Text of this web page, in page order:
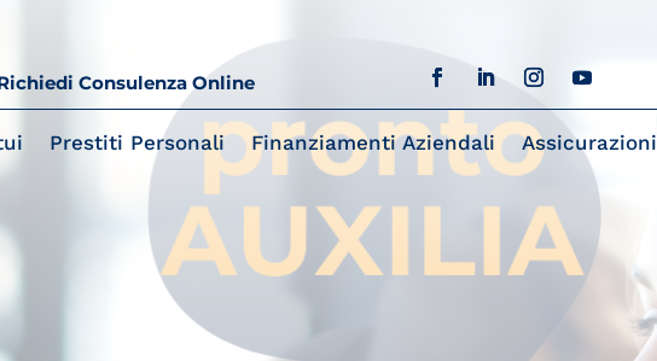
Consulenza Online
Prestiti Personali Finanziamenti Aziendali Assicurazioni